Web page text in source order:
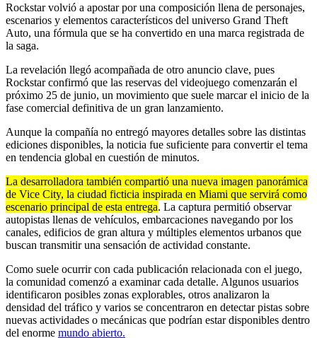
Rockstar volvió a apostar por una composición llena de personajes,
escenarios y elementos característicos del universo Grand Theft
Auto, una fórmula que se ha convertido en una marca registrada de
la saga.
La revelación llegó acompañada de otro anuncio clave, pues
Rockstar confirmó que las reservas del videojuego comenzarán el
próximo 25 de junio, un movimiento que suele marcar el inicio de la
fase comercial definitiva de un gran lanzamiento.
Aunque la compañía no entregó mayores detalles sobre las distintas
ediciones disponibles, la noticia fue suficiente para convertir el tema
en tendencia global en cuestión de minutos.
La desarrolladora también compartió una nueva imagen panorámica
de Vice City, la ciudad ficticia inspirada en Miami que servirá como
escenario principal de esta entrega. La captura permitió observar
autopistas llenas de vehículos, embarcaciones navegando por los
canales, edificios de gran altura y múltiples elementos urbanos que
buscan transmitir una sensación de actividad constante.
Como suele ocurrir con cada publicación relacionada con el juego,
la comunidad comenzó a examinar cada detalle. Algunos usuarios
identificaron posibles zonas explorables, otros analizaron la
densidad del tráfico y varios se concentraron en detectar pistas sobre
nuevas actividades o mecánicas que podrían estar disponibles dentro
del enorme mundo abierto.